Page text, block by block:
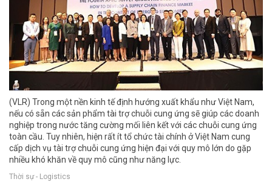
(VLR) Trong một nền kinh tế định hướng xuất khẩu như Việt Nam,
nếu có sẵn các sản phẩm tài trợ chuỗi cung ứng sẽ giúp các doanh
nghiệp trong nước tăng cường mối liên kết với các chuỗi cung ứng
toàn cầu. Tuy nhiên, hiện rất ít tổ chức tài chính ở Việt Nam cung
cấp dịch vụ tài trợ chuỗi cung ứng hiện đại với quy mô lớn do gặp
nhiều khó khăn về quy mô cũng như năng lực.
Thời sự - Logistics